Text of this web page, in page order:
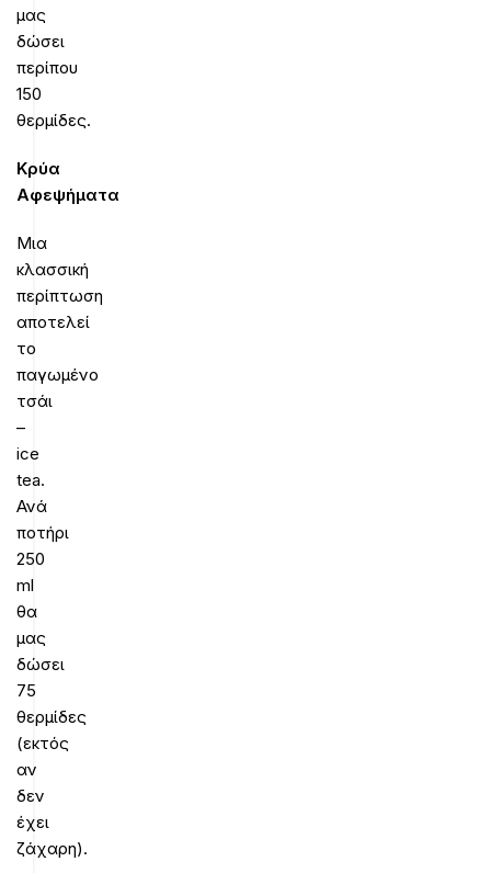
μας
δώσει
περίπου
150
θερμίδες.
Κρύα
Αφεψήματα
Μια
κλασσική
περίπτωση
αποτελεί
το
παγωμένο
τσάι
–
ice
tea.
Ανά
ποτήρι
250
ml
θα
μας
δώσει
75
θερμίδες
(εκτός
αν
δεν
έχει
ζάχαρη).